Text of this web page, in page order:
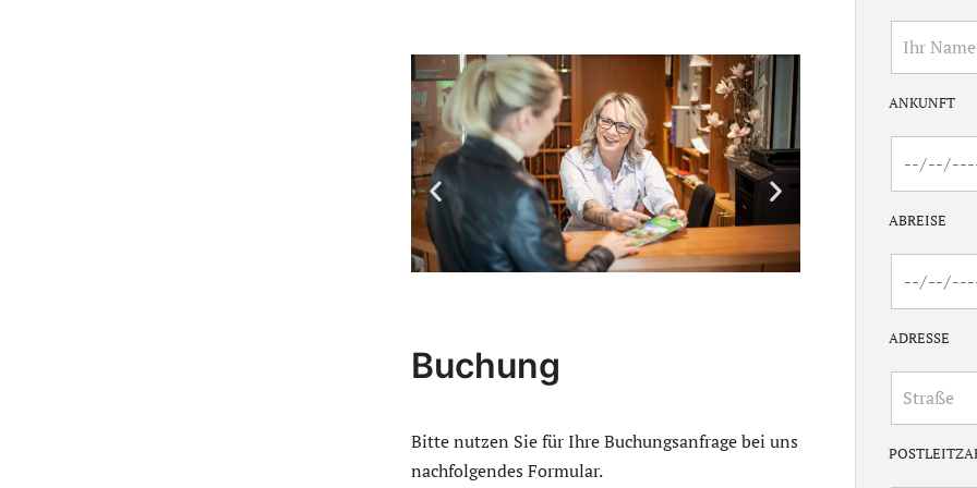
Buchung
Bitte nutzen Sie für Ihre Buchungsanfrage bei uns
nachfolgendes Formular.
ANKUNFT
ABREISE
ADRESSE